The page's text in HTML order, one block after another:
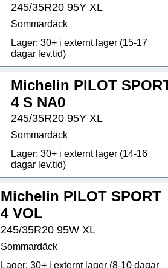
245/35R20 95Y XL
Sommardäck
Lager: 30+ i externt lager (15-17
dagar lev.tid)
Michelin PILOT
4 S NA0
245/35R20 95Y XL
Sommardäck
Lager: 30+ i externt lager (14-16
dagar lev.tid)
Michelin PILOT SPORT
4 VOL
245/35R20 95W XL
Sommardäck
Lager: 30+ i externt lager (8-10 dagar